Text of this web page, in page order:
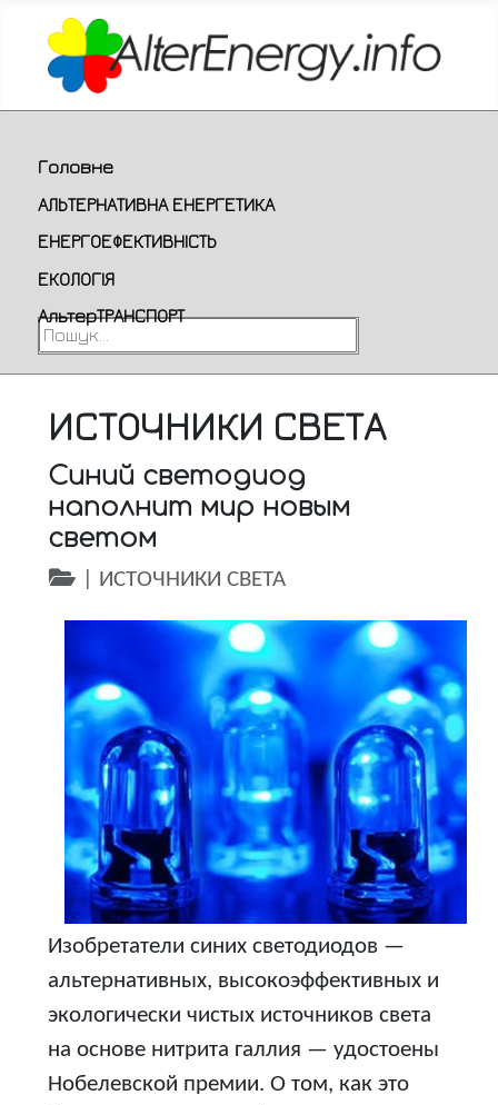
Головне
АЛЬТЕРНАТИВНА ЕНЕРГЕТИКА
ЕНЕРГОЕФЕКТИВНІСТЬ
ЕКОЛОГІЯ
АльтерТРАНСПОРТ
Пошук...
ИСТОЧНИКИ СВЕТА
Синий светодиод
наполнит мир новым
светом
ИСТОЧНИКИ СВЕТА
Изобретатели синих светодиодов —
альтернативных, высокоэффективных и
экологически чистых источников света
на основе нитрита галлия — удостоены
Нобелевской премии. О том, как это